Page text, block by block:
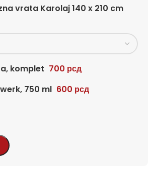
vrata Karolaj 140 x 210 cm
komplet 700 рсд
750 ml 600 рсд